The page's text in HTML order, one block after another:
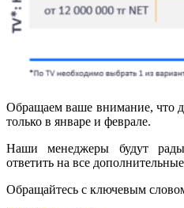
Обращаем ваше внимание, что
только в январе и феврале.
Наши менеджеры будут рады
ответить на все
Обращайтесь с ключевым